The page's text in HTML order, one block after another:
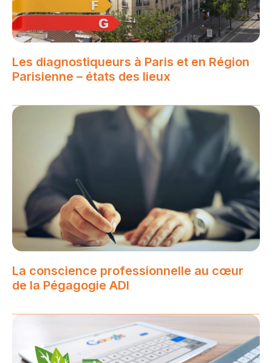
Les diagnostiqueurs à Paris et en Région
Parisienne – états des lieux
La conscience professionnelle au cœur
de la Pégagogie ADI